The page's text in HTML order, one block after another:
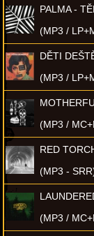
PALMA -
(MP3 /
DĚTI
(MP3 /
(MP3 /
RED
(MP3 -
(MP3 /